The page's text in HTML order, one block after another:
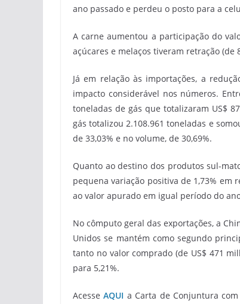
ano passado e perdeu o posto para a
A carne aumentou a participação do
açúcares e melaços tiveram retração (de
Já em relação às importações, a
impacto considerável nos números.
toneladas de gás que totalizaram US$
gás totalizou 2.108.961 toneladas e
de 33,03% e no volume, de 30,69%.
Quanto ao destino dos produtos sul-
pequena variação positiva de 1,73% em
ao valor apurado em igual período do
No cômputo geral das exportações, a
Unidos se mantém como segundo
tanto no valor comprado (de US$ 471
para 5,21%.
AcesseAQUI a Carta de Conjuntura